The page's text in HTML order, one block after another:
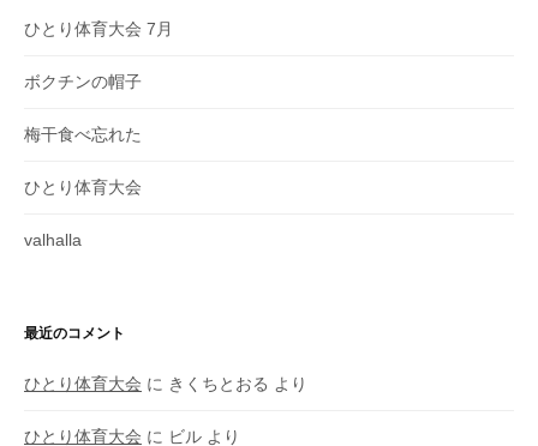
ひとり体育大会 7月
ボクチンの帽子
梅干食べ忘れた
ひとり体育大会
valhalla
最近のコメント
ひとり体育大会 に きくちとおる より
ひとり体育大会 に ビル より